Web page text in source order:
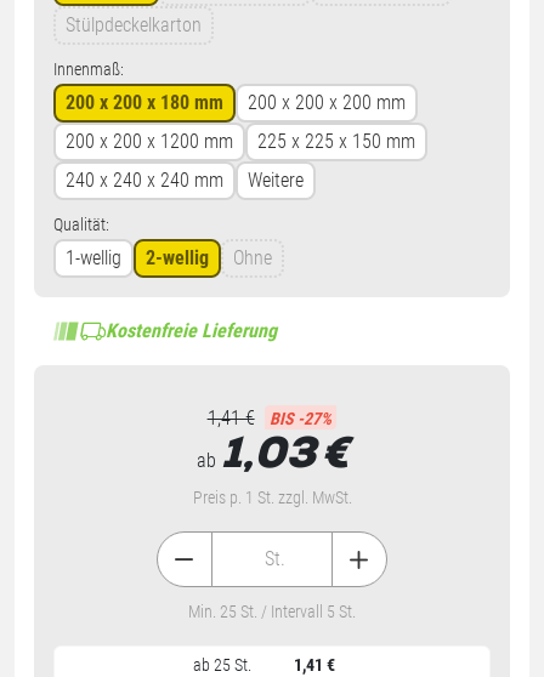
Stülpdeckelkarton
Innenmaß:
200 x 200 x 180 mm
200 x 200 x 200 mm
200 x 200 x 1200 mm
225 x 225 x 150 mm
240 x 240 x 240 mm
Weitere
Qualität:
1-wellig 2-wellig Ohne
Kostenfreie Lieferung
1,41 € BIS -27%
ab 1,03 €
Preis p. 1 St. zzgl. MwSt.
ab 25 St.
1,41 €
St.
Min. 25 St. / Intervall 5 St.